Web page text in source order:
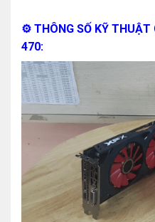
⚙ THÔNG SỐ KỸ
470: